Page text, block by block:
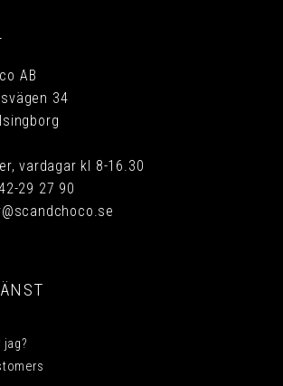
AB
34
vardagar kl 8-16.30
29 27 90
jag?